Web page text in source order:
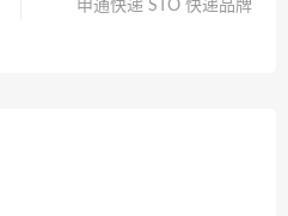
申通快递 STO 快递品牌